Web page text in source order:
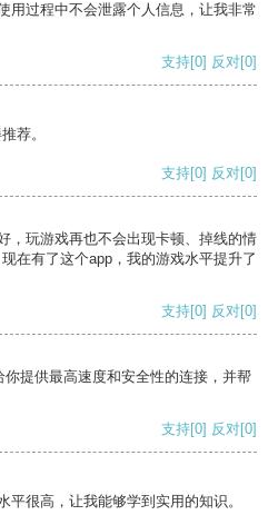
用过程中不会泄露个人信息，让我非常
支持[0] 反对[0]
荐。
支持[0] 反对[0]
，玩游戏再也不会出现卡顿、掉线的情
在有了这个app，我的游戏水平提升了
支持[0] 反对[0]
提供最高速度和安全性的连接，并帮
支持[0] 反对[0]
平很高，让我能够学到实用的知识。